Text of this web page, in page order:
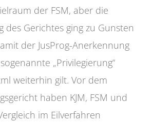
der FSM, aber die
des Gerichtes ging zu Gunsten
der JusProg-Anerkennung
„Privilegierung“
weiterhin gilt. Vor dem
haben KJM, FSM und
im Eilverfahren